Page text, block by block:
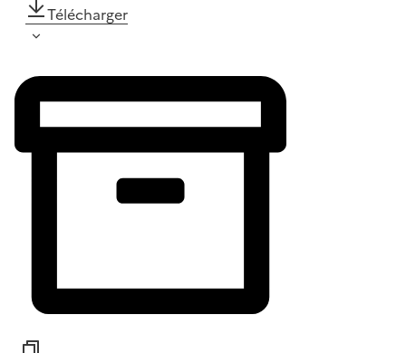
Télécharger